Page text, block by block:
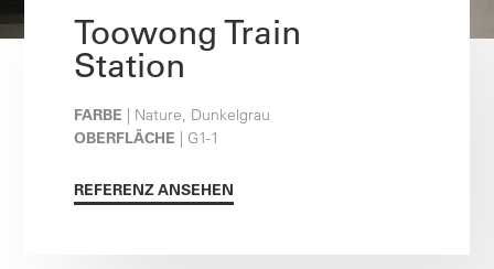
Toowong Train
Station
FARBE | Nature, Dunkelgrau
OBERFLÄCHE | G1-1
REFERENZ ANSEHEN